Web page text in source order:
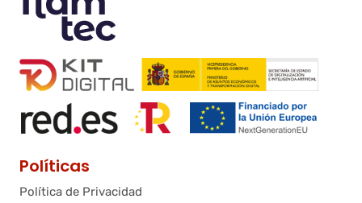
Políticas
Política de Privacidad